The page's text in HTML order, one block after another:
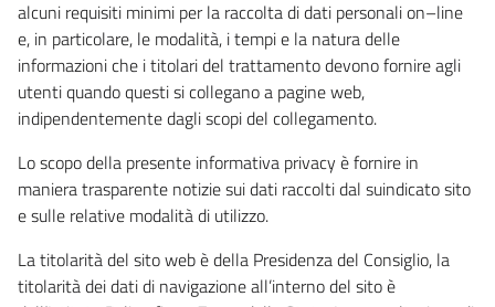
alcuni requisiti minimi per la raccolta di dati personali on–line
e, in particolare, le modalità, i tempi e la natura delle
informazioni che i titolari del trattamento devono fornire agli
utenti quando questi si collegano a pagine web,
indipendentemente dagli scopi del collegamento.
Lo scopo della presente informativa privacy è fornire in
maniera trasparente notizie sui dati raccolti dal suindicato sito
e sulle relative modalità di utilizzo.
La titolarità del sito web è della Presidenza del Consiglio, la
titolarità dei dati di navigazione all’interno del sito è